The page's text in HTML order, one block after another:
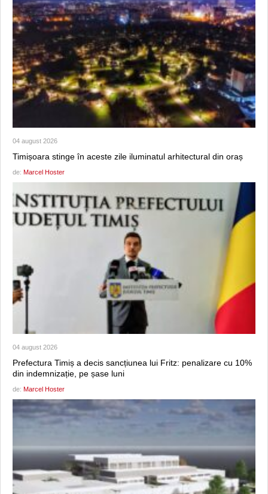
04 august 2026
Timișoara stinge în aceste zile iluminatul arhitectural din oraș
de: Marcel Hoster
04 august 2026
Prefectura Timiș a decis sancțiunea lui Fritz: penalizare cu 10%
din indemnizație, pe șase luni
de: Marcel Hoster